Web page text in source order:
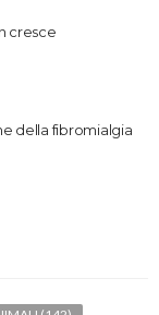
cresce
della fibromialgia